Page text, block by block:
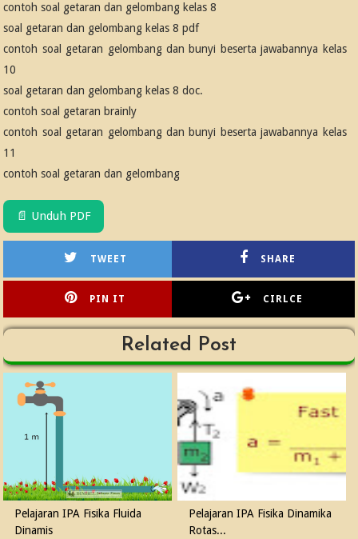
contoh soal getaran dan gelombang kelas 8
soal getaran dan gelombang kelas 8 pdf
contoh soal getaran gelombang dan bunyi beserta jawabannya kelas
10
soal getaran dan gelombang kelas 8 doc.
contoh soal getaran brainly
contoh soal getaran gelombang dan bunyi beserta jawabannya kelas
11
contoh soal getaran dan gelombang
📄 Unduh PDF
TWEET SHARE
PIN IT CIRLCE
Related Post
Pelajaran IPA Fisika Fluida
Dinamis
Pelajaran IPA Fisika Dinamika
Rotas...